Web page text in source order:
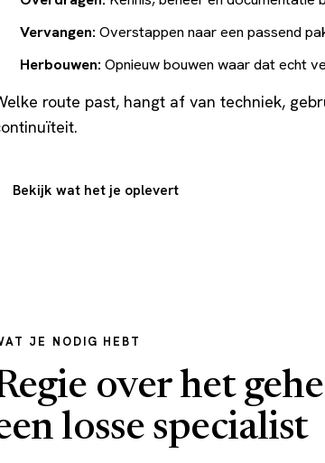
Vervangen: Overstappen naar een passend
Herbouwen: Opnieuw bouwen waar dat echt
route past, hangt af van techniek,
Bekijk wat het je oplevert
JE NODIG HEBT
over het
losse specialist